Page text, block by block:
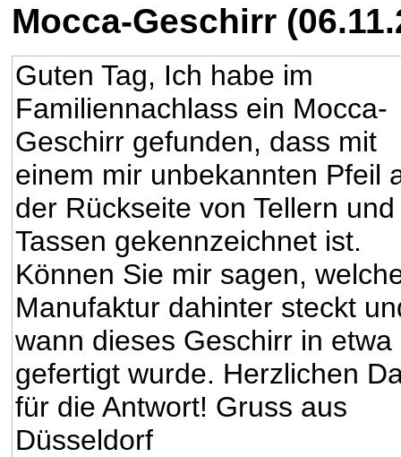
Mocca-Geschirr
Guten Tag, Ich habe im
Familiennachlass ein Mocca-
Geschirr gefunden, dass mit
einem mir unbekannten Pfeil
der Rückseite von Tellern und
Tassen gekennzeichnet ist.
Können Sie mir sagen,
Manufaktur dahinter steckt
wann dieses Geschirr in etwa
gefertigt wurde. Herzlichen
für die Antwort! Gruss aus
Düsseldorf